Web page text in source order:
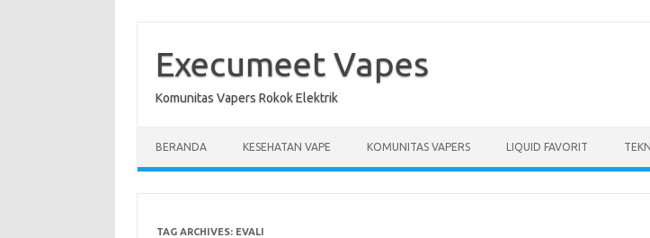
contentExecumeet Vapes
Komunitas Vapers Rokok Elektrik
BERANDA KESEHATAN VAPE KOMUNITAS VAPERS LIQUID FAVORIT
TAG ARCHIVES: EVALI